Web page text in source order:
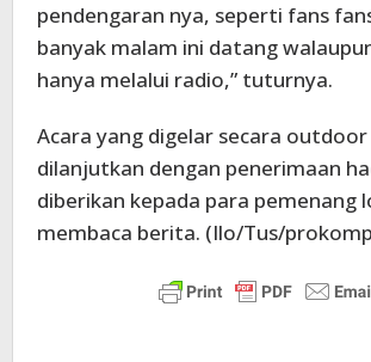
pendengaran nya, seperti fans
banyak malam ini datang
hanya melalui radio,” tuturnya.
Acara yang digelar secara
dilanjutkan dengan penerimaan
diberikan kepada para pemenang
membaca berita. (Ilo/Tus/